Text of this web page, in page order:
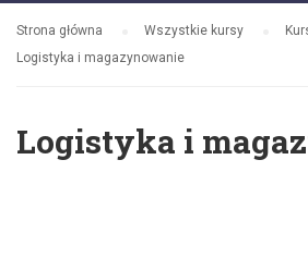
Strona główna Wszystkie kursy
Logistyka i magazynowanie
Logistyka i